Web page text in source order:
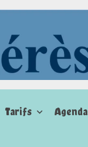
Tarifs Agenda